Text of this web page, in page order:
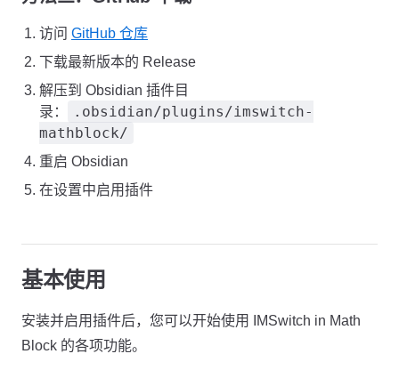
访问 GitHub 仓库
下载最新版本的 Release
解压到 Obsidian 插件目
录：
.obsidian/plugins/imswitch-
mathblock/
重启 Obsidian
在设置中启用插件
基本使用
安装并启用插件后，您可以开始使用 IMSwitch in Math
Block 的各项功能。